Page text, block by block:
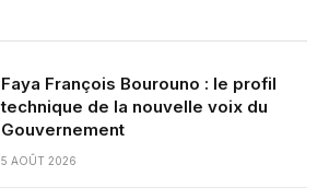
Faya François Bourouno : le profil
technique de la nouvelle voix du
Gouvernement
5 AOÛT 2026